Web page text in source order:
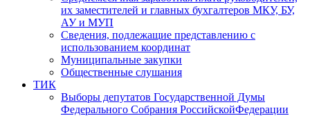
их заместителей и главных бухгалтеров МКУ, БУ,
АУ и МУП
Сведения, подлежащие представлению с
использованием координат
Муниципальные закупки
Общественные слушания
ТИК
Выборы депутатов Государственной Думы
Федерального Собрания РоссийскойФедерации